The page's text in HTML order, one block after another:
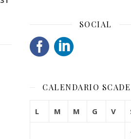
SOCIAL
CALENDARIO
L M M G V